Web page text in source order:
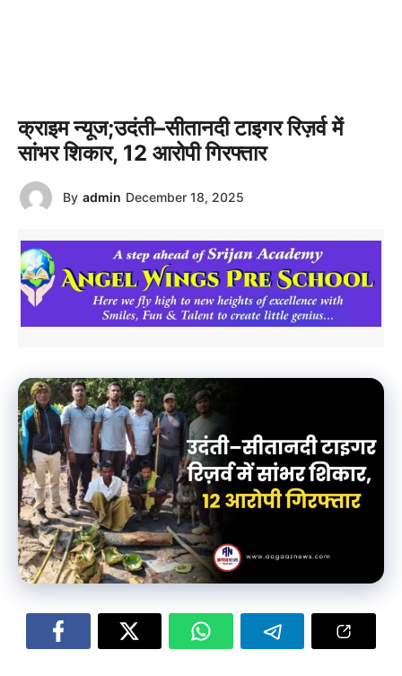
क्राइम न्यूज;उदंती–सीतानदी टाइगर रिज़र्व में
सांभर शिकार, 12 आरोपी गिरफ्तार
By admin December 18, 2025